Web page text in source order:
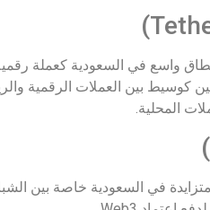
كوسيط بين العملات الرقمية
المحلية.
في السعودية خاصة بين